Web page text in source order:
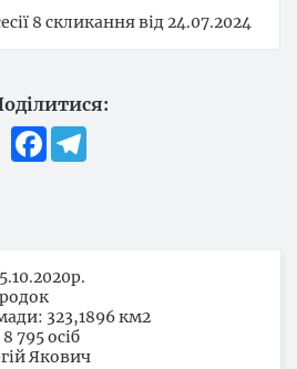
8 скликання від 24.07.2024
Facebook
323,1896 км2
795 осіб
Якович